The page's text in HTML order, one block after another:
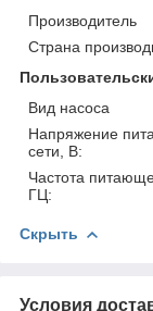
Производитель
Страна
Вид насоса
Напряжение
сети, В:
Частота
ГЦ:
Скрыть
Условия